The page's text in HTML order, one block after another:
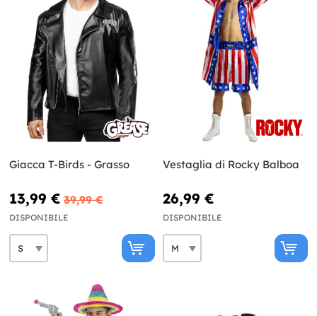
Giacca T-Birds - Grasso
13,99 € 39,99 €
DISPONIBILE
Vestaglia di Rocky Balboa
26,99 €
DISPONIBILE